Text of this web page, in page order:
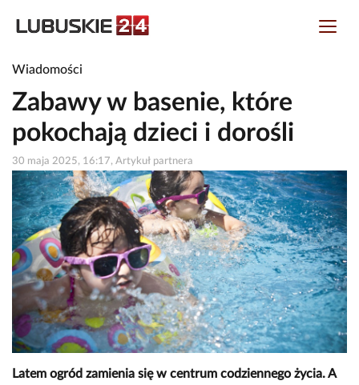
Wiadomości
Zabawy w basenie, które
pokochają dzieci i dorośli
30 maja 2025, 16:17, Artykuł partnera
Latem ogród zamienia się w centrum codziennego życia. A